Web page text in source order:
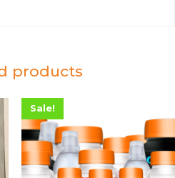
products
Sale!